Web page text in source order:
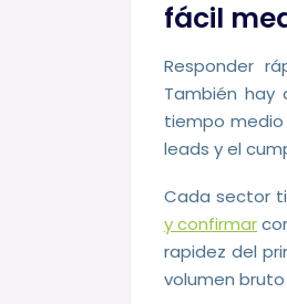
fácil
Responder
También hay
tiempo
leads y el
Cada sector
y confirmar
rapidez del
volumen